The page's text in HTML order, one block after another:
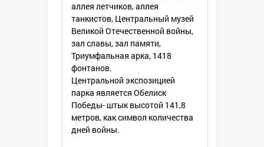
аллея летчиков, аллея
танкистов, Центральный музей
Великой Отечественной войны,
зал славы, зал памяти,
Триумфальная арка, 1418
фонтанов.
Центральной экспозицией
парка является Обелиск
Победы- штык высотой 141,8
метров, как символ количества
дней войны.